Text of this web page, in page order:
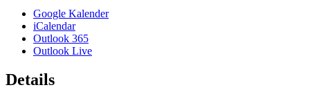
Google Kalender
iCalendar
Outlook 365
Outlook Live
Details